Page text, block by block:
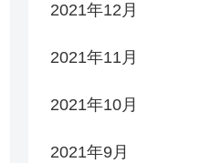
2021年12月
2021年11月
2021年10月
2021年9月